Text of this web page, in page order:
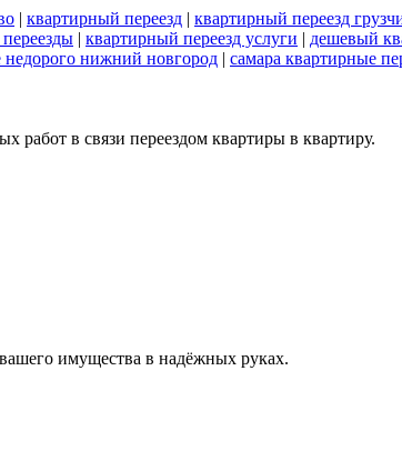
| квартирный переезд | квартирный переезд
| квартирный переезд услуги | дешевый
недорого нижний новгород | самара квартирные
в связи переездом квартиры в квартиру.
имущества в надёжных руках.